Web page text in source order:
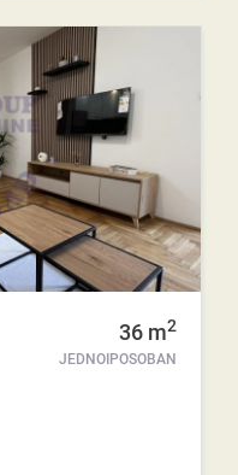
36 m2
JEDNOIPOSOBAN